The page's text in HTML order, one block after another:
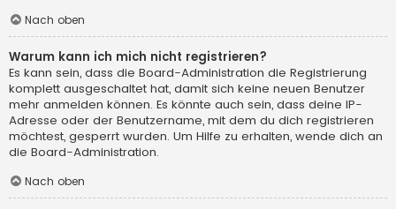
Nach oben
Warum kann ich mich nicht registrieren?
Es kann sein, dass die Board-Administration die Registrierung
komplett ausgeschaltet hat, damit sich keine neuen Benutzer
mehr anmelden können. Es könnte auch sein, dass deine IP-
Adresse oder der Benutzername, mit dem du dich registrieren
möchtest, gesperrt wurden. Um Hilfe zu erhalten, wende dich an
die Board-Administration.
Nach oben